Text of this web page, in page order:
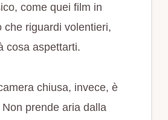
come quei film in
che riguardi volentieri,
cosa aspettarti.
chiusa, invece, è
prende aria dalla